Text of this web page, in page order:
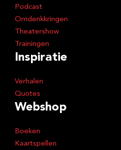
Podcast
Omdenkkringen
Theatershow
Trainingen
Inspiratie
Verhalen
Quotes
Webshop
Boeken
Kaartspellen